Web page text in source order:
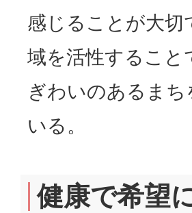
感じることが大切
域を活性すること
ぎわいのあるま
いる。
健康で希望